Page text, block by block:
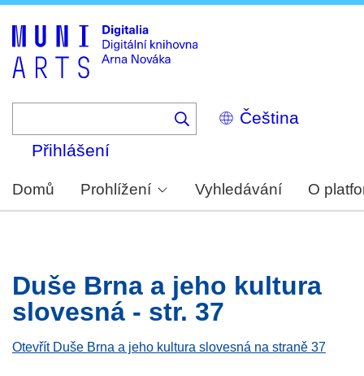
Select
your
Přihlášení
Domů Prohlížení Vyhledávání O
Duše Brna a jeho kultura
slovesná - str. 37
Otevřít Duše Brna a jeho kultura slovesná na straně 37